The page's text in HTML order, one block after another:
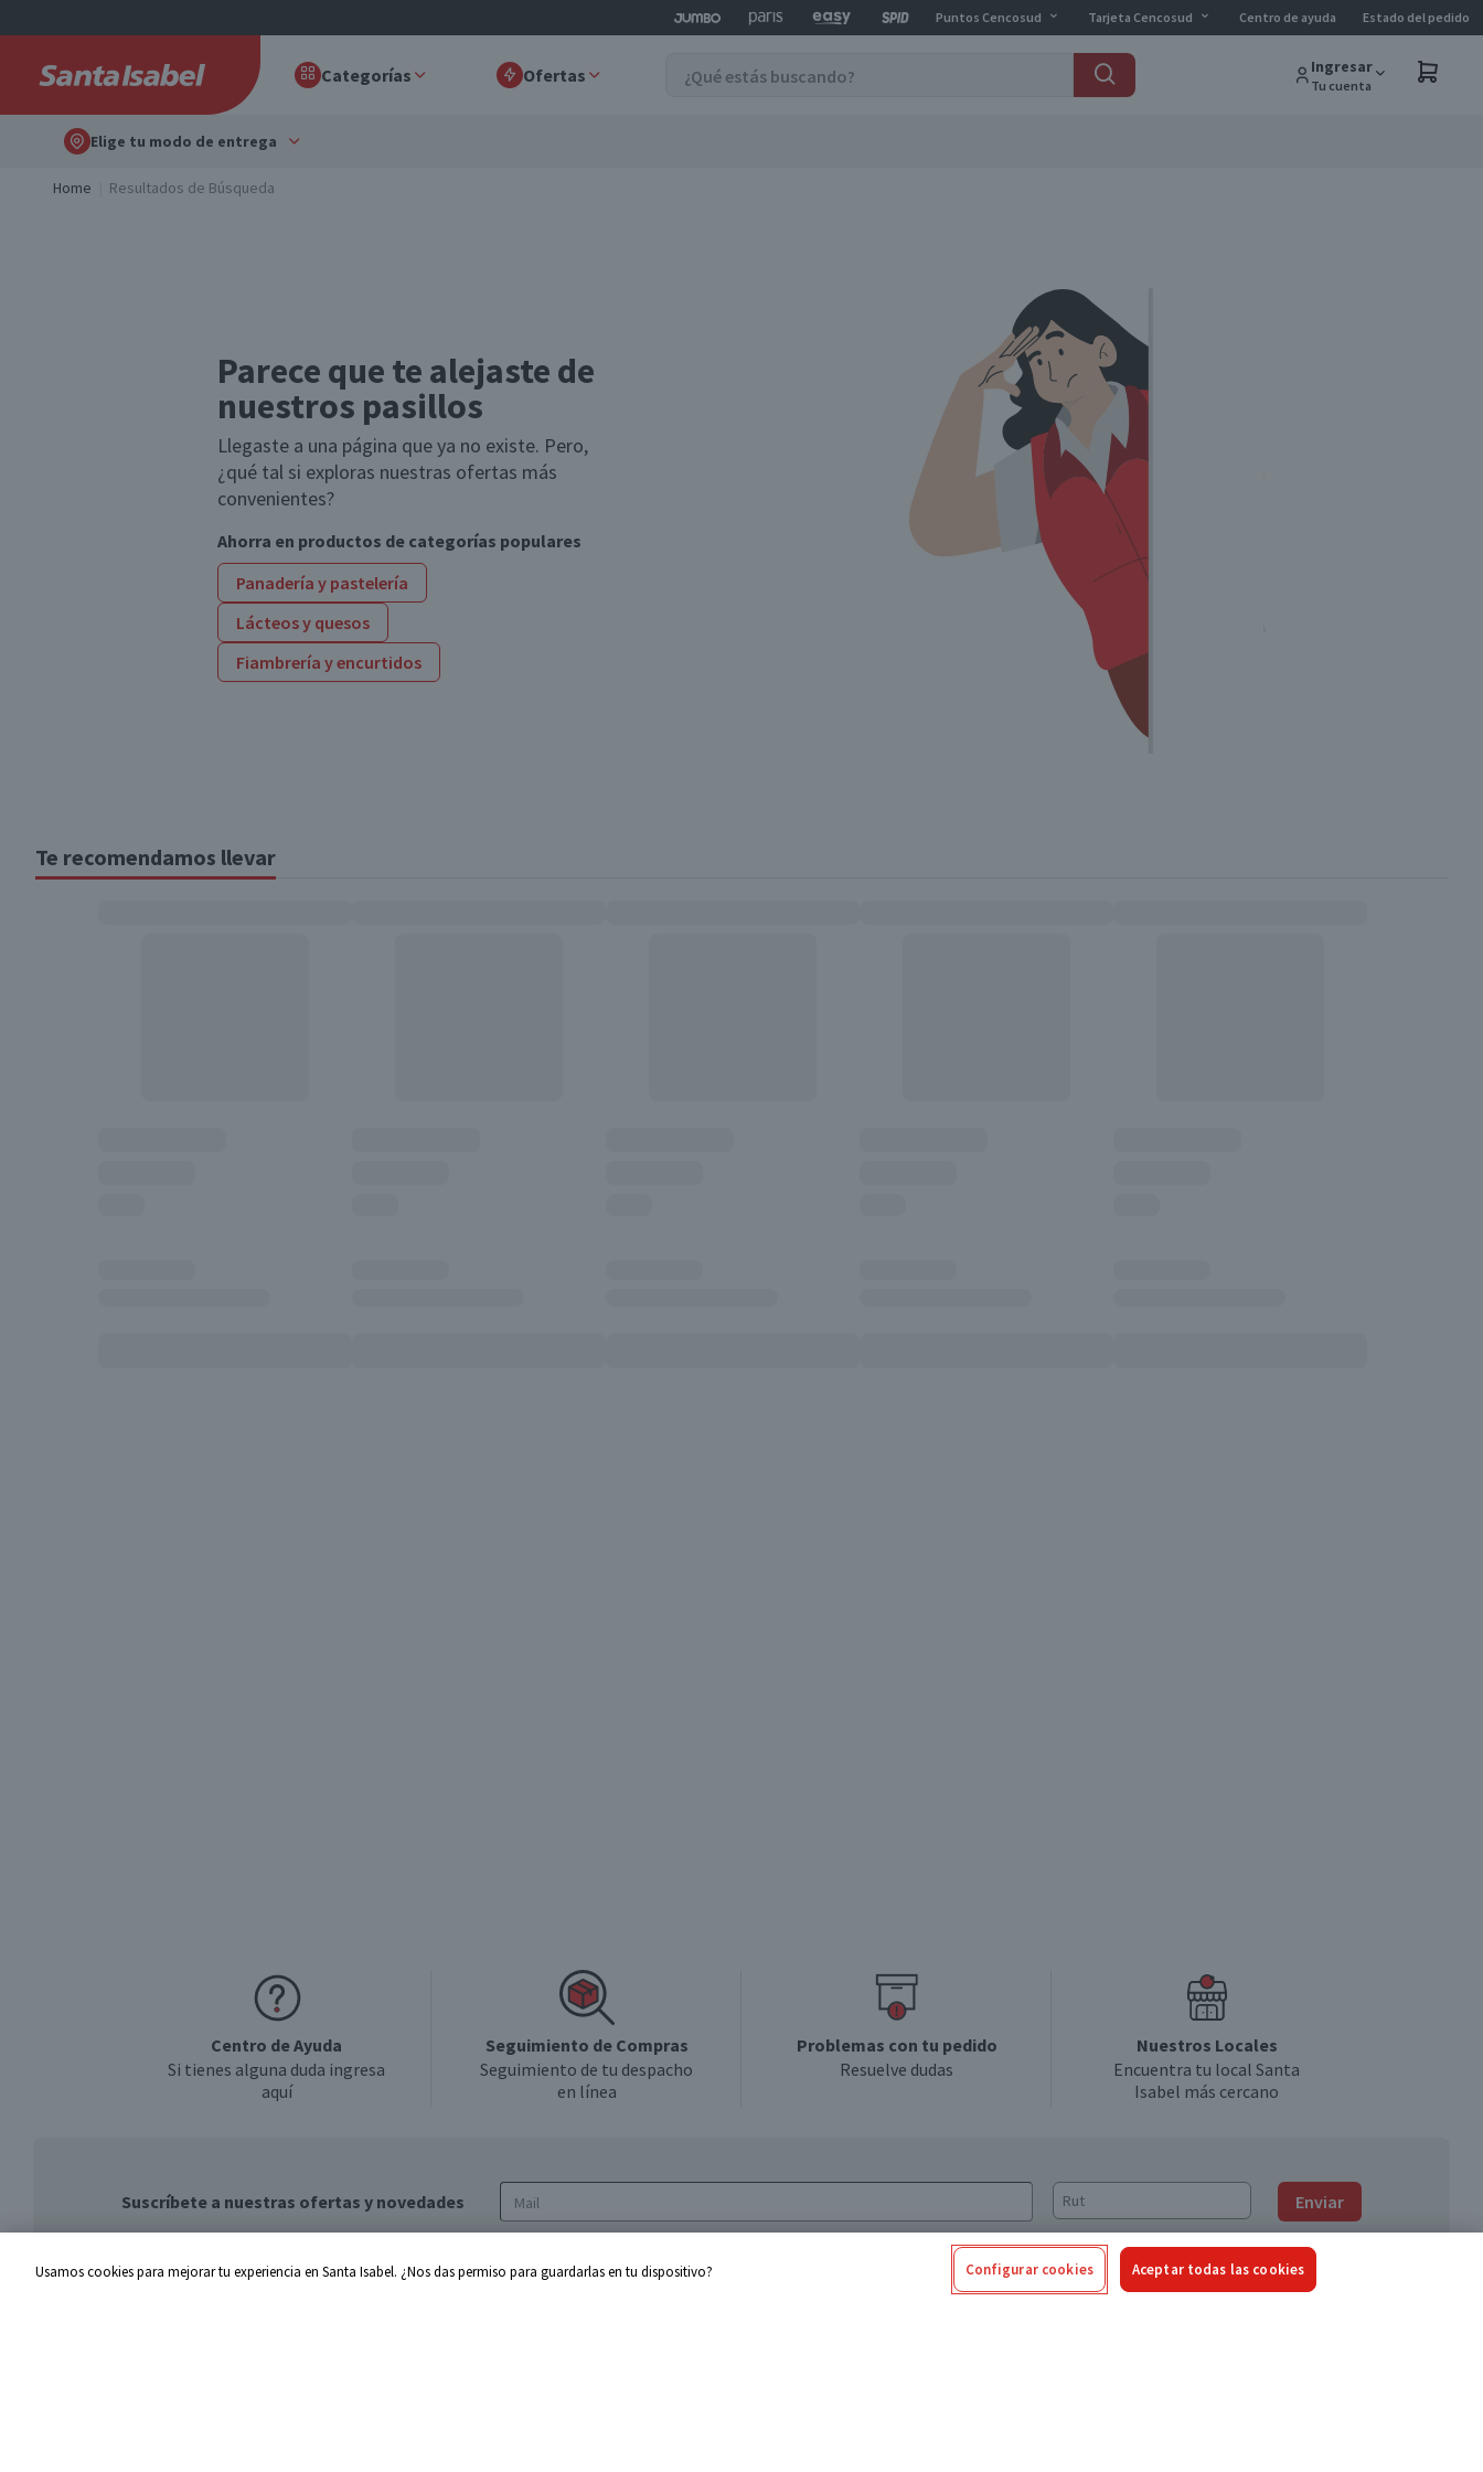
Puntos Cencosud Tarjeta Cencosud Centro de ayuda Estado del pedido
Categorías Ofertas Ingresar
Tu cuenta
Elige tu modo de entrega
Home Resultados de Búsqueda
Parece que te alejaste de
nuestros pasillos
Llegaste a una página que ya no existe. Pero,
¿qué tal si exploras nuestras ofertas más
convenientes?
Ahorra en productos de categorías populares
Panadería y pastelería
Lácteos y quesos
Fiambrería y encurtidos
Te recomendamos llevar
Centro de Ayuda
Si tienes alguna duda ingresa
aquí
Seguimiento de Compras
Seguimiento de tu despacho
en línea
Problemas con tu pedido
Resuelve dudas
Nuestros Locales
Encuentra tu local Santa
Isabel más cercano
Suscríbete a nuestras ofertas y novedades Enviar
de privacidad y de tratamiento de datos
Usamos cookies para mejorar tu experiencia en Santa Isabel. ¿Nos das permiso para guardarlas en tu dispositivo? Configurar cookies Aceptar todas las cookies